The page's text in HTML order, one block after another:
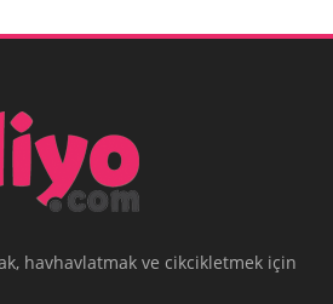
havhavlatmak ve cikcikletmek için